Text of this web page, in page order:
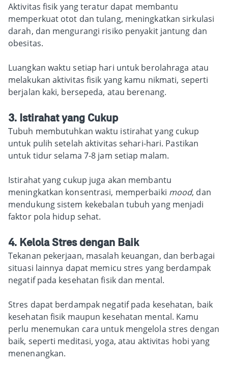
Aktivitas fisik yang teratur dapat membantu
memperkuat otot dan tulang, meningkatkan sirkulasi
darah, dan mengurangi risiko penyakit jantung dan
obesitas.
Luangkan waktu setiap hari untuk berolahraga atau
melakukan aktivitas fisik yang kamu nikmati, seperti
berjalan kaki, bersepeda, atau berenang.
3. Istirahat yang Cukup
Tubuh membutuhkan waktu istirahat yang cukup
untuk pulih setelah aktivitas sehari-hari. Pastikan
untuk tidur selama 7-8 jam setiap malam.
Istirahat yang cukup juga akan membantu
meningkatkan konsentrasi, memperbaiki mood, dan
mendukung sistem kekebalan tubuh yang menjadi
faktor pola hidup sehat.
4. Kelola Stres dengan Baik
Tekanan pekerjaan, masalah keuangan, dan berbagai
situasi lainnya dapat memicu stres yang berdampak
negatif pada kesehatan fisik dan mental.
Stres dapat berdampak negatif pada kesehatan, baik
kesehatan fisik maupun kesehatan mental. Kamu
perlu menemukan cara untuk mengelola stres dengan
baik, seperti meditasi, yoga, atau aktivitas hobi yang
menenangkan.